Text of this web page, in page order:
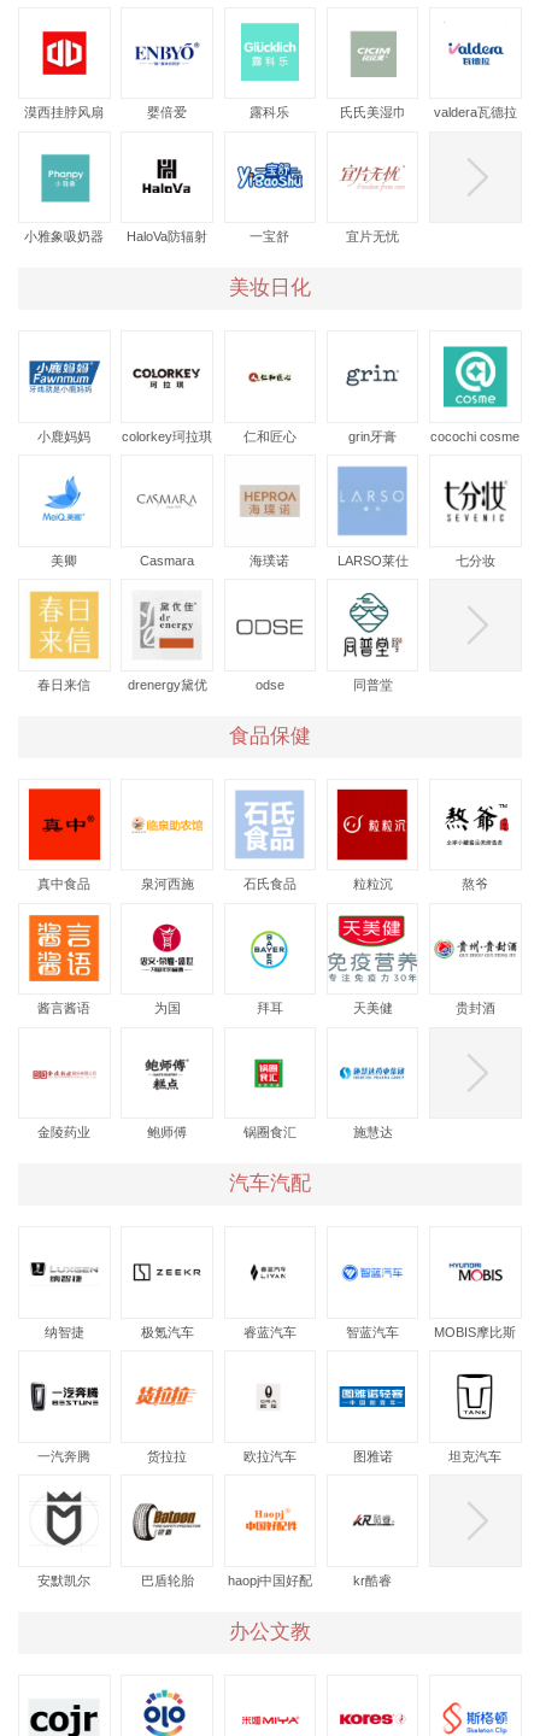
漠西挂脖风扇 婴倍爱 露科乐 氏氏美湿巾
valdera瓦德拉
小雅象吸奶器
HaloVa防辐射
一宝舒 宜片无忧
美妆日化
小鹿妈妈 colorkey珂拉琪 仁和匠心 grin牙膏 cocochi cosme
美卿 Casmara 海璞诺 LARSO莱仕 七分妆
春日来信
drenergy黛优
odse 同普堂
食品保健
真中食品 泉河西施 石氏食品 粒粒沉 熬爷
酱言酱语 为国 拜耳 天美健 贵封酒
金陵药业 鲍师傅 锅圈食汇 施慧达
汽车汽配
纳智捷 极氪汽车 睿蓝汽车 智蓝汽车 MOBIS摩比斯
一汽奔腾 货拉拉 欧拉汽车 图雅诺 坦克汽车
安默凯尔 巴盾轮胎
haopj中国好配
kr酷睿
办公文教